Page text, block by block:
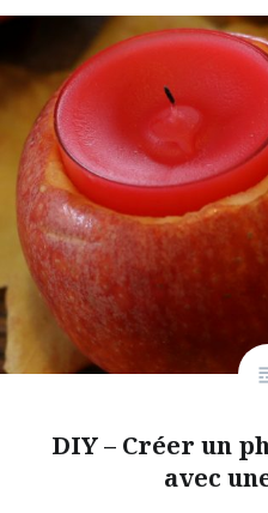
DIY – Créer un
avec